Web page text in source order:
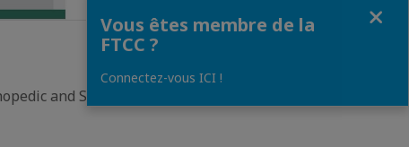
and Sports
Vous êtes membre de la
FTCC ?
Connectez-vous ICI !